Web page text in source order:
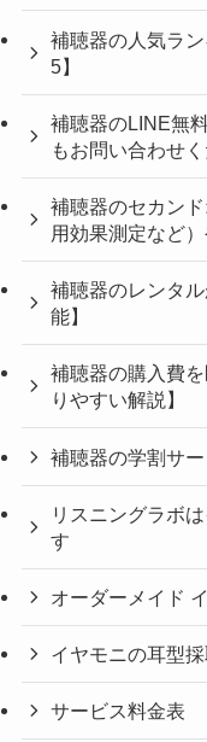
補聴器の人気ラ
5】
補聴器のLINE無
もお問い合わせく
補聴器のセカン
用効果測定など）
補聴器のレンタ
能】
補聴器の購入費
りやすい解説】
補聴器の学割サー
リスニングラボ
す
オーダーメイド
イヤモニの耳型採
サービス料金表